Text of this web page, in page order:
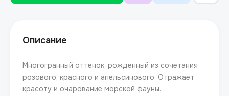
Описание
Многогранный оттенок, рожденный из сочетания
розового, красного и апельсинового. Отражает
красоту и очарование морской фауны.